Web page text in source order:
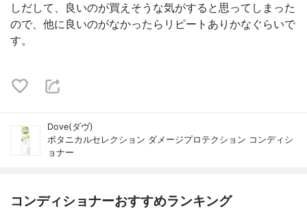
しだして、良いのが買えそうな気がすると思ってしまった
ので、他に良いのがなかったらリピートありかなぐらいで
す。
Dove(ダヴ)
ボタニカルセレクション ダメージプロテクション コンディシ
ョナー
コンディショナーおすすめランキング